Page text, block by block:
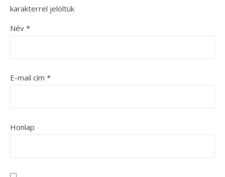
karakterrel jelöltük
Név *
E-mail cím *
Honlap